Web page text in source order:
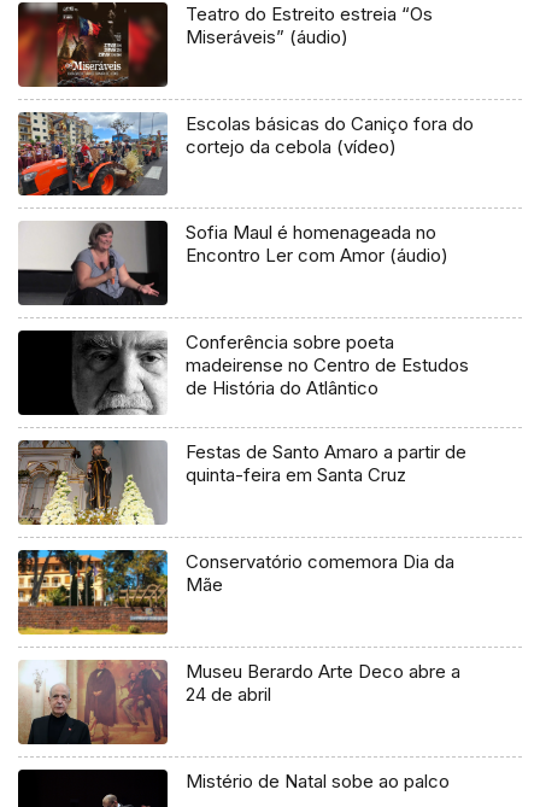
Teatro do Estreito estreia “Os
Miseráveis” (áudio)
Escolas básicas do Caniço fora do
cortejo da cebola (vídeo)
Sofia Maul é homenageada no
Encontro Ler com Amor (áudio)
Conferência sobre poeta
madeirense no Centro de Estudos
de História do Atlântico
Festas de Santo Amaro a partir de
quinta-feira em Santa Cruz
Conservatório comemora Dia da
Mãe
Museu Berardo Arte Deco abre a
24 de abril
Mistério de Natal sobe ao palco